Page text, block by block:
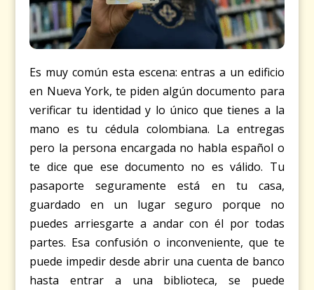
Es muy común esta escena: entras a un edificio
en Nueva York, te piden algún documento para
verificar tu identidad y lo único que tienes a la
mano es tu cédula colombiana. La entregas
pero la persona encargada no habla español o
te dice que ese documento no es válido. Tu
pasaporte seguramente está en tu casa,
guardado en un lugar seguro porque no
puedes arriesgarte a andar con él por todas
partes. Esa confusión o inconveniente, que te
puede impedir desde abrir una cuenta de banco
hasta entrar a una biblioteca, se puede